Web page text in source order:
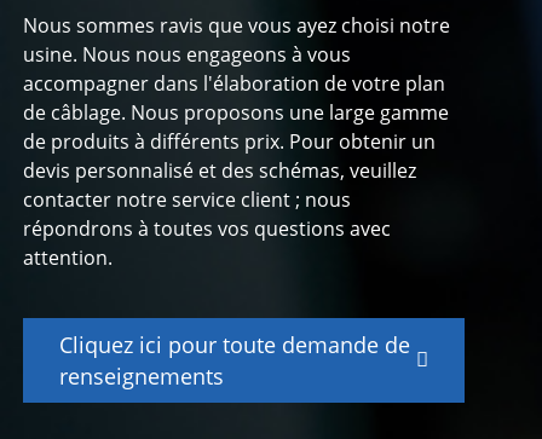
Nous sommes ravis que vous ayez choisi notre
usine. Nous nous engageons à vous
accompagner dans l'élaboration de votre plan
de câblage. Nous proposons une large gamme
de produits à différents prix. Pour obtenir un
devis personnalisé et des schémas, veuillez
contacter notre service client ; nous
répondrons à toutes vos questions avec
attention.
Cliquez ici pour toute demande de
renseignements